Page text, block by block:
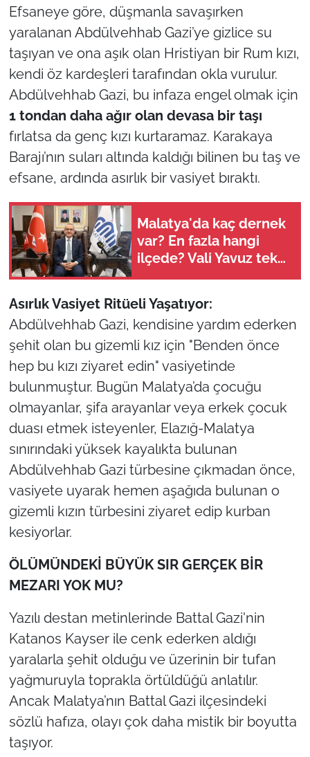
Efsaneye göre, düşmanla savaşırken
yaralanan Abdülvehhab Gazi’ye gizlice su
taşıyan ve ona aşık olan Hristiyan bir Rum kızı,
kendi öz kardeşleri tarafından okla vurulur.
Abdülvehhab Gazi, bu infaza engel olmak için
1 tondan daha ağır olan devasa bir taşı
fırlatsa da genç kızı kurtaramaz. Karakaya
Barajı’nın suları altında kaldığı bilinen bu taş ve
efsane, ardında asırlık bir vasiyet bıraktı.
Malatya'da kaç dernek
var? En fazla hangi
ilçede? Vali Yavuz tek
Asırlık Vasiyet Ritüeli Yaşatıyor:
Abdülvehhab Gazi, kendisine yardım ederken
şehit olan bu gizemli kız için "Benden önce
hep bu kızı ziyaret edin" vasiyetinde
bulunmuştur. Bugün Malatya’da çocuğu
olmayanlar, şifa arayanlar veya erkek çocuk
duası etmek isteyenler, Elazığ-Malatya
sınırındaki yüksek kayalıkta bulunan
Abdülvehhab Gazi türbesine çıkmadan önce,
vasiyete uyarak hemen aşağıda bulunan o
gizemli kızın türbesini ziyaret edip kurban
kesiyorlar.
ÖLÜMÜNDEKİ BÜYÜK SIR GERÇEK BİR
MEZARI YOK MU?
Yazılı destan metinlerinde Battal Gazi'nin
Katanos Kayser ile cenk ederken aldığı
yaralarla şehit olduğu ve üzerinin bir tufan
yağmuruyla toprakla örtüldüğü anlatılır.
Ancak Malatya’nın Battal Gazi ilçesindeki
sözlü hafıza, olayı çok daha mistik bir boyutta
taşıyor.